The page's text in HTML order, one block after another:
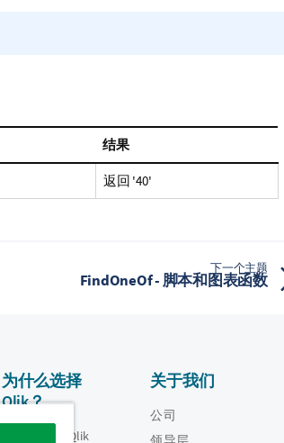
结果
返回 '40'
下一个主题
FindOneOf - 脚本和图表函数
为什么选择
Qlik？
为什么选择 Qlik
关于我们
公司